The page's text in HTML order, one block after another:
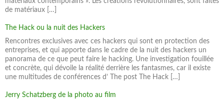
de matériaux […]
The Hack ou la nuit des Hackers
Rencontres exclusives avec ces hackers qui sont en protection des
entreprises, et qui apporte dans le cadre de la nuit des hackers un
panorama de ce que peut faire le hacking. Une investigation fouillée
et concrète, qui dévoile la réalité derrière les fantasmes, car il existe
une multitudes de conférences d’ The post The Hack […]
Jerry Schatzberg de la photo au film